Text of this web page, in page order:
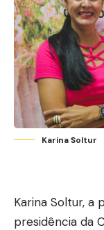
Karina Soltur
Karina Soltur, a
presidência da